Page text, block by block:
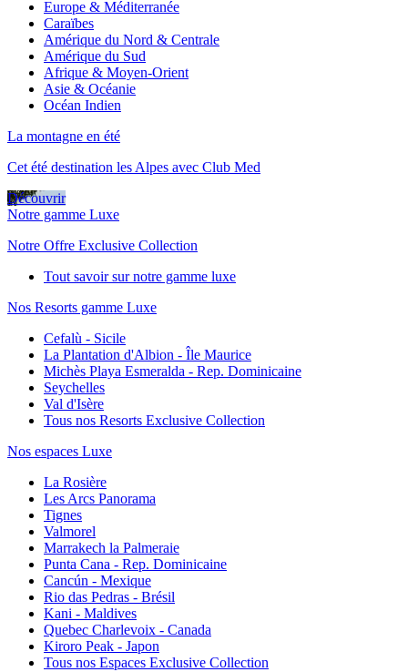
Europe & Méditerranée
Caraïbes
Amérique du Nord & Centrale
Amérique du Sud
Afrique & Moyen-Orient
Asie & Océanie
Océan Indien
La montagne en été
Cet été destination les Alpes avec Club Med
Découvrir
Notre gamme Luxe
Notre Offre Exclusive Collection
Tout savoir sur notre gamme luxe
Nos Resorts gamme Luxe
Cefalù - Sicile
La Plantation d'Albion - Île Maurice
Michès Playa Esmeralda - Rep. Dominicaine
Seychelles
Val d'Isère
Tous nos Resorts Exclusive Collection
Nos espaces Luxe
La Rosière
Les Arcs Panorama
Tignes
Valmorel
Marrakech la Palmeraie
Punta Cana - Rep. Dominicaine
Cancún - Mexique
Rio das Pedras - Brésil
Kani - Maldives
Quebec Charlevoix - Canada
Kiroro Peak - Japon
Tous nos Espaces Exclusive Collection